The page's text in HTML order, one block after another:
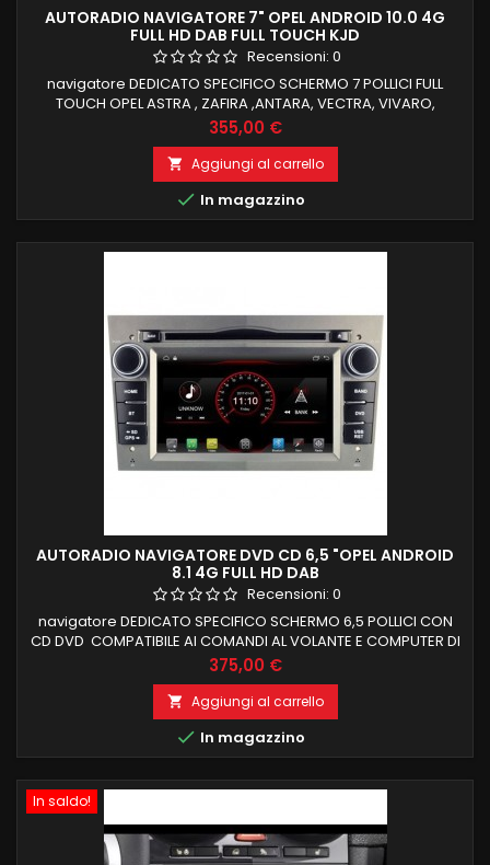
AUTORADIO NAVIGATORE 7" OPEL ANDROID 10.0 4G
FULL HD DAB FULL TOUCH KJD
Recensioni: 0
navigatore DEDICATO SPECIFICO SCHERMO 7 POLLICI FULL
TOUCH OPEL ASTRA , ZAFIRA ,ANTARA, VECTRA, VIVARO,
MERIVAroid 9 , il top in commercio 2 GB RAM 32 GB ROM
ANDROID 10.0 FUNZIONE MIRRORLINK COMPATIBILE MODULO
DAB+WIFI INTEGRATO BLUETOOTH INTEGRATO ingresso
camera e aux
Prezzo
355,00 €
 Aggiungi al carrello
 In magazzino
AUTORADIO NAVIGATORE DVD CD 6,5 "OPEL ANDROID
8.1 4G FULL HD DAB
Recensioni: 0
navigatore DEDICATO SPECIFICO SCHERMO 6,5 POLLICI CON
CD DVD COMPATIBILE AI COMANDI AL VOLANTE E COMPUTER DI
BORDO COLORE MASCHERINA GRIGIO SILVER, NERO O
ANTRACITE OPEL ASTRA , ZAFIRA ,ANTARA, VECTRA, VIVARO,
MERIVA Android 8.1 2 GB RAM 32 GB ROM FUNZIONE
MIRRORLINK COMPATIBILE MODULO DAB+WIFI
INTEGRATO BLUETOOTH INTEGRATO ingresso camera e aux
Prezzo
375,00 €
 Aggiungi al carrello
 In magazzino
In saldo!